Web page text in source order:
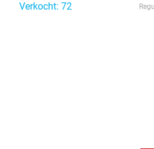
Verkocht: 72